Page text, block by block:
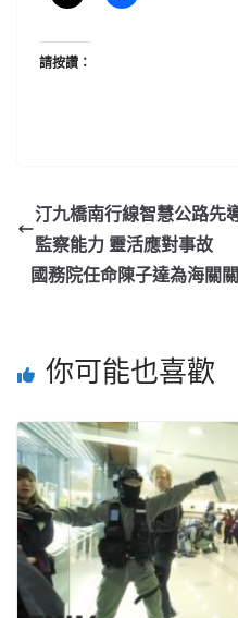
請按讚：
汀九橋南行線智慧公路先
監察能力 靈活應對事故
國務院任命陳子達為海關
你可能也喜歡